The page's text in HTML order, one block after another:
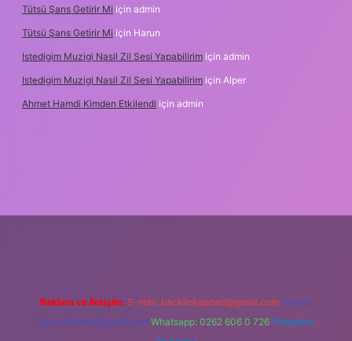
Tütsü Şans Getirir Mi için admin
Tütsü Şans Getirir Mi için Harun
Istedigim Muzigi Nasil Zil Sesi Yapabilirim için admin
Istedigim Muzigi Nasil Zil Sesi Yapabilirim için Alper
Ahmet Hamdi Kimden Etkilendi için admin
Reklam ve İletişim: E-mail: backlinkpaneli@gmail.com Teams:
forumhizmeti@gmail.com Whatsapp: 0262 606 0 726 Telegram: